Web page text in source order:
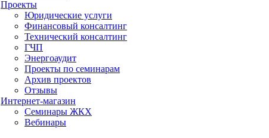
Проекты
Юридические услуги
Финансовый консалтинг
Технический консалтинг
ГЧП
Энергоаудит
Проекты по семинарам
Архив проектов
Отзывы
Интернет-магазин
Семинары ЖКХ
Вебинары